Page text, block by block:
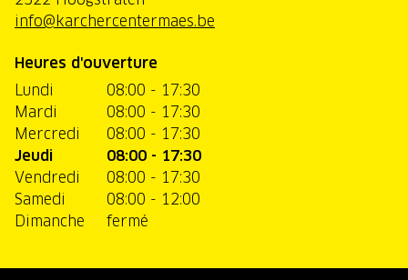
info@karchercentermaes.be
Heures d'ouverture
Lundi
08:00 - 17:30
Mardi
08:00 - 17:30
Mercredi
08:00 - 17:30
Jeudi
08:00 - 17:30
Vendredi
08:00 - 17:30
Samedi
08:00 - 12:00
Dimanche
fermé